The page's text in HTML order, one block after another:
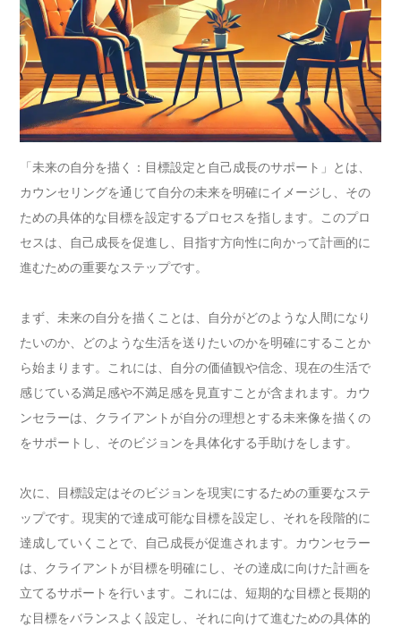
「未来の自分を描く：目標設定と自己成長のサポート」とは、
カウンセリングを通じて自分の未来を明確にイメージし、その
ための具体的な目標を設定するプロセスを指します。このプロ
セスは、自己成長を促進し、目指す方向性に向かって計画的に
進むための重要なステップです。
まず、未来の自分を描くことは、自分がどのような人間になり
たいのか、どのような生活を送りたいのかを明確にすることか
ら始まります。これには、自分の価値観や信念、現在の生活で
感じている満足感や不満足感を見直すことが含まれます。カウ
ンセラーは、クライアントが自分の理想とする未来像を描くの
をサポートし、そのビジョンを具体化する手助けをします。
次に、目標設定はそのビジョンを現実にするための重要なステ
ップです。現実的で達成可能な目標を設定し、それを段階的に
達成していくことで、自己成長が促進されます。カウンセラー
は、クライアントが目標を明確にし、その達成に向けた計画を
立てるサポートを行います。これには、短期的な目標と長期的
な目標をバランスよく設定し、それに向けて進むための具体的